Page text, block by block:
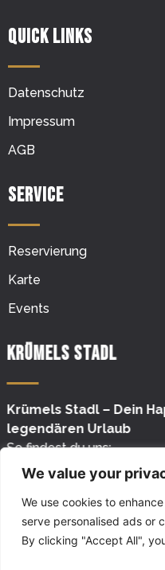
We value your
We use cookies to
serve personalised ads or
By clicking "Accept All",
Quick Links
Datenschutz
Impressum
AGB
Service
Reservierung
Karte
Events
Krümels Stadl
Krümels Stadl – Dein
legendären Urlaub
So findest du uns:
Adresse: Carrer Sebel·lí 3
E-07160 Paguera,